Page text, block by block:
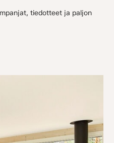
tiedotteet ja paljon